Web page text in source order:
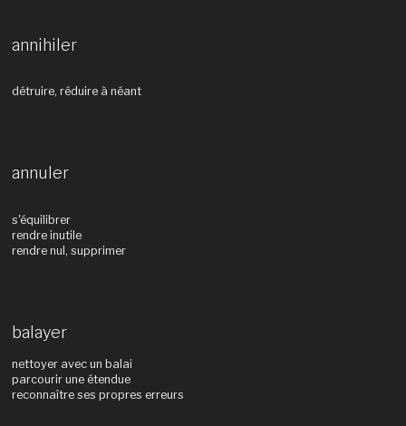
annihiler
détruire, réduire à néant
annuler
s'équilibrer
rendre inutile
rendre nul, supprimer
balayer
nettoyer avec un balai
parcourir une étendue
reconnaître ses propres erreurs